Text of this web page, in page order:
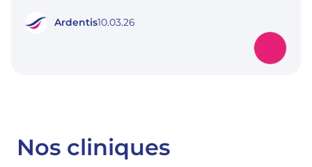
Ardentis10.03.26
Nos cliniques